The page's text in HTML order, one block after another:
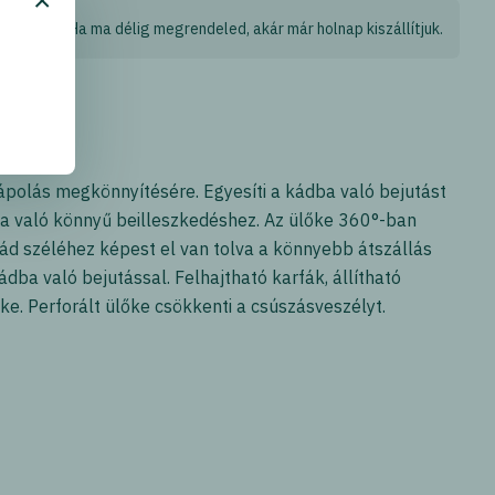
Ha ma délig megrendeled, akár már holnap kiszállítjuk.
megkönnyítésére. Egyesíti a kádba való bejutást
könnyű beilleszkedéshez. Az ülőke 360°-ban
széléhez képest el van tolva a könnyebb átszállás
való bejutással. Felhajtható karfák, állítható
Perforált ülőke csökkenti a csúszásveszélyt.